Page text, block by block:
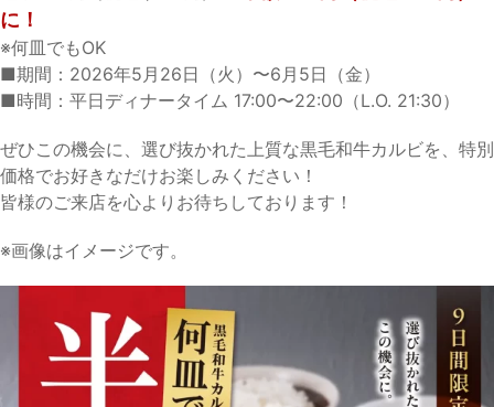
に！
※何皿でもOK
■期間：2026年5月26日（火）〜6月5日（金）
■時間：平日ディナータイム 17:00〜22:00（L.O. 21:30）
ぜひこの機会に、選び抜かれた上質な黒毛和牛カルビを、特別
価格でお好きなだけお楽しみください！
皆様のご来店を心よりお待ちしております！
※画像はイメージです。